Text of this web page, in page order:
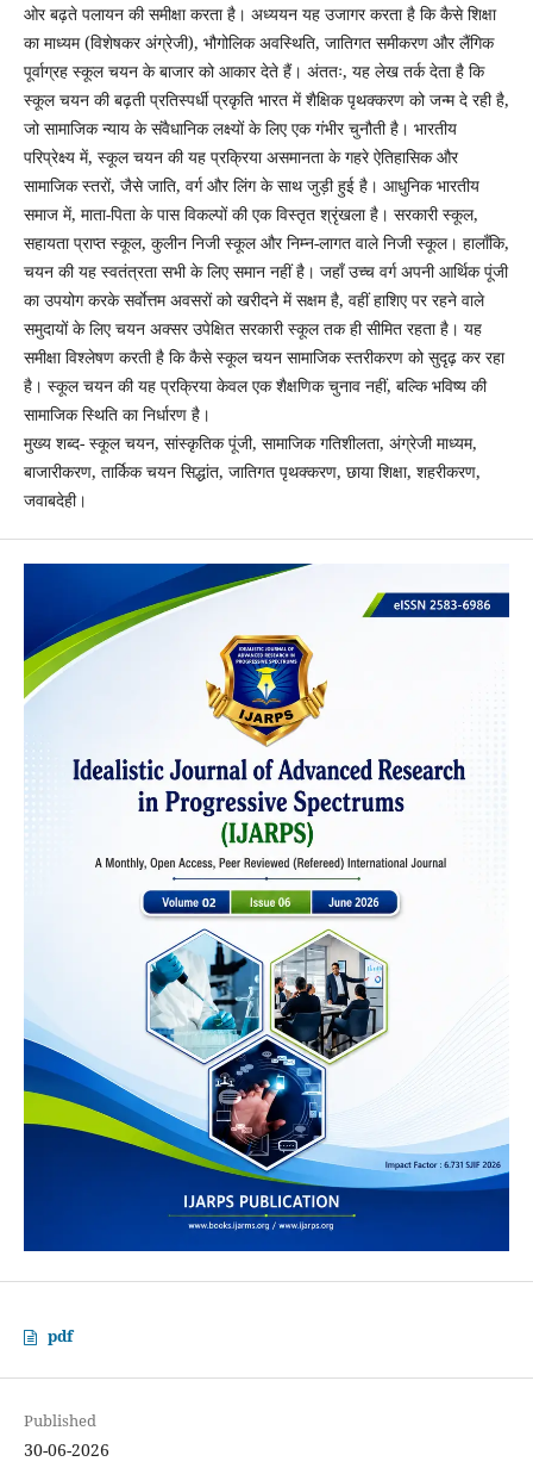
ओर बढ़ते पलायन की समीक्षा करता है। अध्ययन यह उजागर करता है कि कैसे शिक्षा
का माध्यम (विशेषकर अंग्रेजी), भौगोलिक अवस्थिति, जातिगत समीकरण और लैंगिक
पूर्वाग्रह स्कूल चयन के बाजार को आकार देते हैं। अंततः, यह लेख तर्क देता है कि
स्कूल चयन की बढ़ती प्रतिस्पर्धी प्रकृति भारत में शैक्षिक पृथक्करण को जन्म दे रही है,
जो सामाजिक न्याय के संवैधानिक लक्ष्यों के लिए एक गंभीर चुनौती है। भारतीय
परिप्रेक्ष्य में, स्कूल चयन की यह प्रक्रिया असमानता के गहरे ऐतिहासिक और
सामाजिक स्तरों, जैसे जाति, वर्ग और लिंग के साथ जुड़ी हुई है। आधुनिक भारतीय
समाज में, माता-पिता के पास विकल्पों की एक विस्तृत श्रृंखला है। सरकारी स्कूल,
सहायता प्राप्त स्कूल, कुलीन निजी स्कूल और निम्न-लागत वाले निजी स्कूल। हालाँकि,
चयन की यह स्वतंत्रता सभी के लिए समान नहीं है। जहाँ उच्च वर्ग अपनी आर्थिक पूंजी
का उपयोग करके सर्वाेत्तम अवसरों को खरीदने में सक्षम है, वहीं हाशिए पर रहने वाले
समुदायों के लिए चयन अक्सर उपेक्षित सरकारी स्कूल तक ही सीमित रहता है। यह
समीक्षा विश्लेषण करती है कि कैसे स्कूल चयन सामाजिक स्तरीकरण को सुदृढ़ कर रहा
है। स्कूल चयन की यह प्रक्रिया केवल एक शैक्षणिक चुनाव नहीं, बल्कि भविष्य की
सामाजिक स्थिति का निर्धारण है।
मुख्य शब्द- स्कूल चयन, सांस्कृतिक पूंजी, सामाजिक गतिशीलता, अंग्रेजी माध्यम,
बाजारीकरण, तार्किक चयन सिद्धांत, जातिगत पृथक्करण, छाया शिक्षा, शहरीकरण,
जवाबदेही।
pdf
Published
30-06-2026